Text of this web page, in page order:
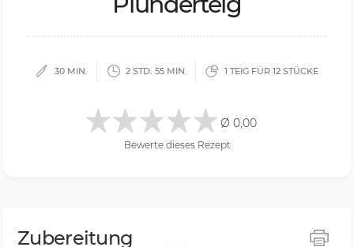
30 MIN. 2 STD. 55 MIN. 1 TEIG FÜR 12 STÜCKE
Ø 0,00
Bewerte dieses Rezept
Zubereitung